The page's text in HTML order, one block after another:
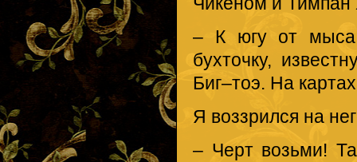
– К югу от мыса
бухточку,
Биг–тоэ. На
Я воззрился на
– Черт возьми!